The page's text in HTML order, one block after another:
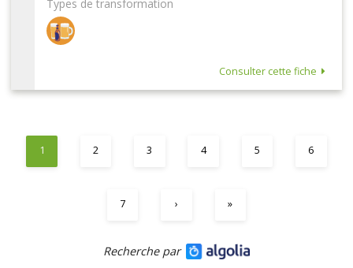
Types de transformation
Consulter cette fiche
1 2 3 4 5 6
7 › »
Recherche par